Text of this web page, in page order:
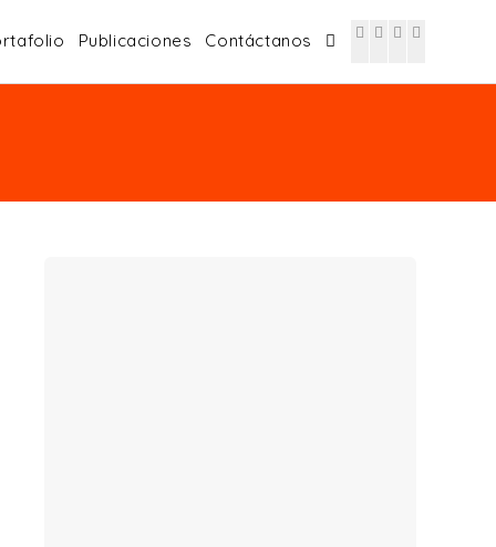
Publicaciones Contáctanos